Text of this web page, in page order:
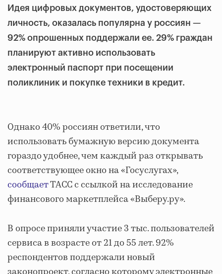
Идея цифровых документов, удостоверяющих
личность, оказалась популярна у россиян —
92% опрошенных поддержали ее. 29% граждан
планируют активно использовать
электронный паспорт при посещении
поликлиник и покупке техники в кредит.
Однако 40% россиян ответили, что
использовать бумажную версию документа
гораздо удобнее, чем каждый раз открывать
соответствующее окно на «Госуслугах»,
сообщаетТАСС с ссылкой на исследование
финансового маркетплейса «Выберу.ру».
В опросе приняли участие 3 тыс. пользователей
сервиса в возрасте от 21 до 55 лет. 92%
респондентов поддержали новый